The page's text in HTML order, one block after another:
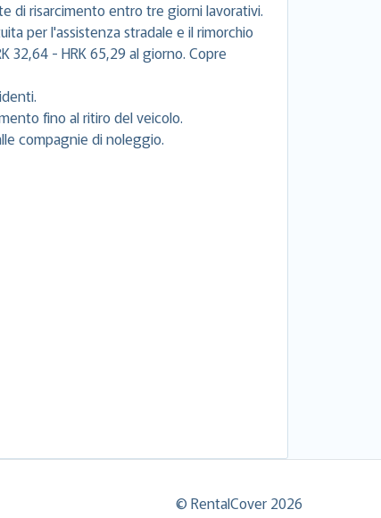
di risarcimento entro tre giorni lavorativi.
per l'assistenza stradale e il rimorchio
32,64 - HRK 65,29 al giorno. Copre
fino al ritiro del veicolo.
compagnie di noleggio.
© RentalCover 2026